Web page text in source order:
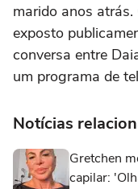
marido anos
exposto
conversa entre
um programa de
Notícias
Gretchen
capilar: